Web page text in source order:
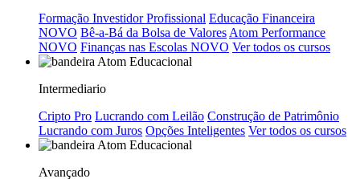
Formação Investidor Profissional Educação Financeira
NOVO Bê-a-Bá da Bolsa de Valores Atom Performance
NOVO Finanças nas Escolas NOVO Ver todos os cursos
Intermediario
Cripto Pro Lucrando com Leilão Construção de Patrimônio
Lucrando com Juros Opções Inteligentes Ver todos os cursos
Avançado